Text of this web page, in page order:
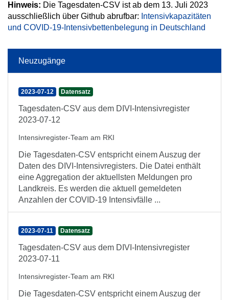
Hinweis: Die Tagesdaten-CSV ist ab dem 13. Juli 2023
ausschließlich über Github abrufbar: Intensivkapazitäten
und COVID-19-Intensivbettenbelegung in Deutschland
Neuzugänge
2023-07-12 Datensatz
Tagesdaten-CSV aus dem DIVI-Intensivregister
2023-07-12
Intensivregister-Team am RKI
Die Tagesdaten-CSV entspricht einem Auszug der
Daten des DIVI-Intensivregisters. Die Datei enthält
eine Aggregation der aktuellsten Meldungen pro
Landkreis. Es werden die aktuell gemeldeten
Anzahlen der COVID-19 Intensivfälle ...
2023-07-11 Datensatz
Tagesdaten-CSV aus dem DIVI-Intensivregister
2023-07-11
Intensivregister-Team am RKI
Die Tagesdaten-CSV entspricht einem Auszug der